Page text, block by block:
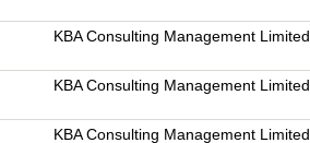
KBA Consulting Management Limited
KBA Consulting Management Limited
KBA Consulting Management Limited